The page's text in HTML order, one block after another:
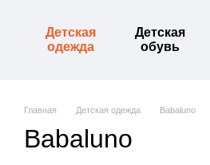
Детская
одежда
Детская
обувь
Главная Детская одежда Babaluno
Babaluno